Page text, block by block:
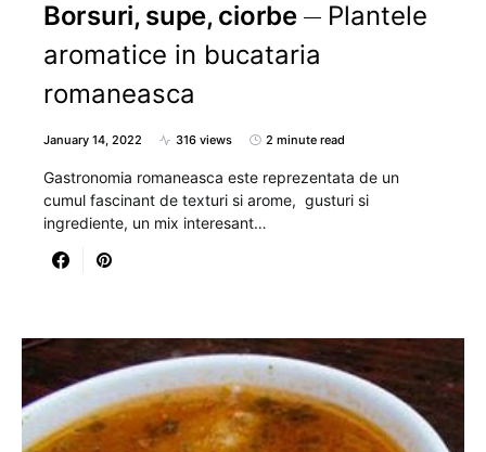
Borsuri, supe, ciorbe
Plantele
aromatice in bucataria
romaneasca
January 14, 2022 316 views 2 minute read
Gastronomia romaneasca este reprezentata de un
cumul fascinant de texturi si arome, gusturi si
ingrediente, un mix interesant…